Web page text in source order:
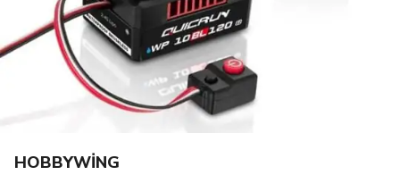
HOBBYWİNG